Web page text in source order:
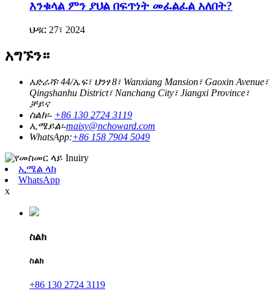
እንቁላል ምን ያህል በፍጥነት መፈልፈል አለበት?
ህዳር 27፣ 2024
አግኙን።
አድራሻ፡ 44/ኤፍ፣ ህንፃ 8፣ Wanxiang Mansion፣ Gaoxin Avenue፣
Qingshanhu District፣ Nanchang City፣ Jiangxi Province፣
ቻይና
ስልክ፡- +86 130 2724 3119
ኢሜይል፡-maisy@nchoward.com
WhatsApp:+86 158 7904 5049
ኢሜል ላክ
WhatsApp
x
ስልክ
ስልክ
+86 130 2724 3119